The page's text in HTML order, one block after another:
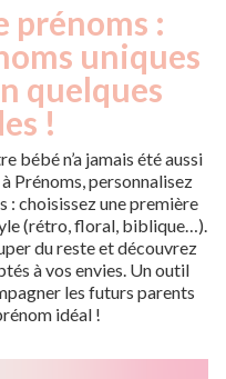
prénoms :
uniques
quelques
!
bébé n’a jamais été aussi
Prénoms, personnalisez
: choisissez une première
(rétro, floral, biblique…).
du reste et découvrez
à vos envies. Un outil
les futurs parents
idéal !